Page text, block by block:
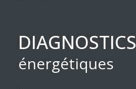
DIAGNOSTICS
énergétiques